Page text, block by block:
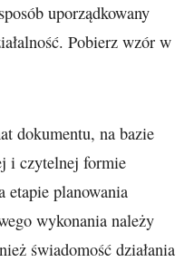
uporządkowany
Pobierz wzór w
dokumentu, na bazie
i czytelnej formie
etapie planowania
wykonania należy
świadomość działania